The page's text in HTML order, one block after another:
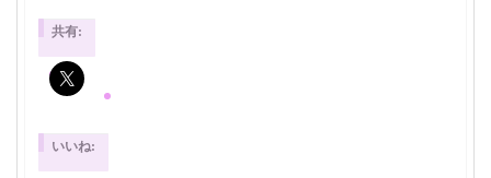
共有:
いいね: